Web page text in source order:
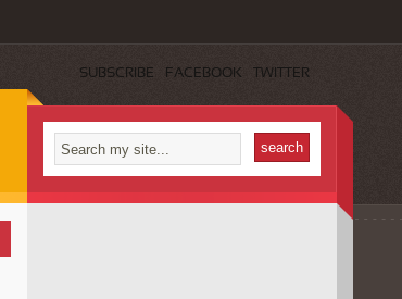
SUBSCRIBE FACEBOOK TWITTER